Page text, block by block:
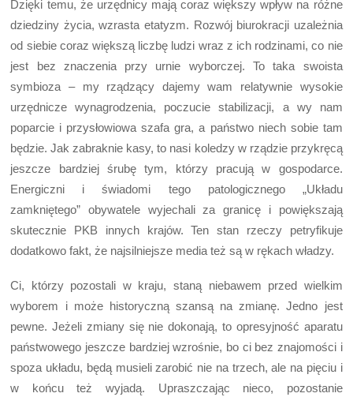
Dzięki temu, że urzędnicy mają coraz większy wpływ na różne
dziedziny życia, wzrasta etatyzm. Rozwój biurokracji uzależnia
od siebie coraz większą liczbę ludzi wraz z ich rodzinami, co nie
jest bez znaczenia przy urnie wyborczej. To taka swoista
symbioza – my rządzący dajemy wam relatywnie wysokie
urzędnicze wynagrodzenia, poczucie stabilizacji, a wy nam
poparcie i przysłowiowa szafa gra, a państwo niech sobie tam
będzie. Jak zabraknie kasy, to nasi koledzy w rządzie przykręcą
jeszcze bardziej śrubę tym, którzy pracują w gospodarce.
Energiczni i świadomi tego patologicznego „Układu
zamkniętego” obywatele wyjechali za granicę i powiększają
skutecznie PKB innych krajów. Ten stan rzeczy petryfikuje
dodatkowo fakt, że najsilniejsze media też są w rękach władzy.
Ci, którzy pozostali w kraju, staną niebawem przed wielkim
wyborem i może historyczną szansą na zmianę. Jedno jest
pewne. Jeżeli zmiany się nie dokonają, to opresyjność aparatu
państwowego jeszcze bardziej wzrośnie, bo ci bez znajomości i
spoza układu, będą musieli zarobić nie na trzech, ale na pięciu i
w końcu też wyjadą. Upraszczając nieco, pozostanie